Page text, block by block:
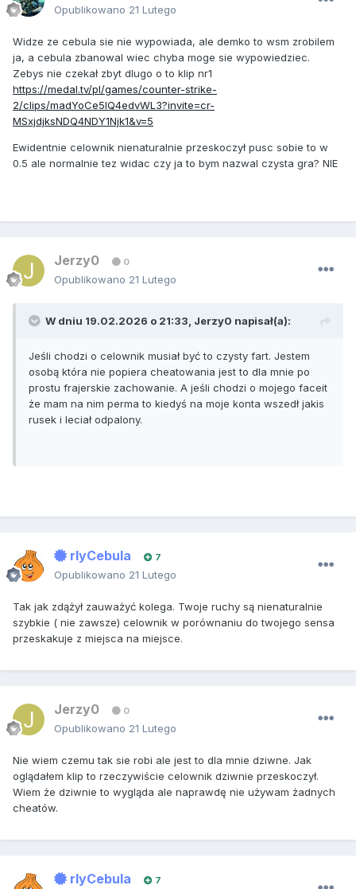
Opublikowano 21 Lutego
Widze ze cebula sie nie wypowiada, ale demko to wsm zrobilem
ja, a cebula zbanowal wiec chyba moge sie wypowiedziec.
Zebys nie czekał zbyt dlugo o to klip nr1
https://medal.tv/pl/games/counter-strike-
2/clips/madYoCe5IQ4edvWL3?invite=cr-
MSxjdjksNDQ4NDY1Njk1&v=5
Ewidentnie celownik nienaturalnie przeskoczył pusc sobie to w
0.5 ale normalnie tez widac czy ja to bym nazwal czysta gra? NIE
Jerzy0 0
Opublikowano 21 Lutego
W dniu 19.02.2026 o 21:33, Jerzy0 napisał(a):
Jeśli chodzi o celownik musiał być to czysty fart. Jestem
osobą która nie popiera cheatowania jest to dla mnie po
prostu frajerskie zachowanie. A jeśli chodzi o mojego faceit
że mam na nim perma to kiedyś na moje konta wszedł jakis
rusek i leciał odpalony.
rlyCebula 7
Opublikowano 21 Lutego
Tak jak zdążył zauważyć kolega. Twoje ruchy są nienaturalnie
szybkie ( nie zawsze) celownik w porównaniu do twojego sensa
przeskakuje z miejsca na miejsce.
Jerzy0 0
Opublikowano 21 Lutego
Nie wiem czemu tak sie robi ale jest to dla mnie dziwne. Jak
oglądałem klip to rzeczywiście celownik dziwnie przeskoczył.
Wiem że dziwnie to wygląda ale naprawdę nie używam żadnych
cheatów.
rlyCebula 7